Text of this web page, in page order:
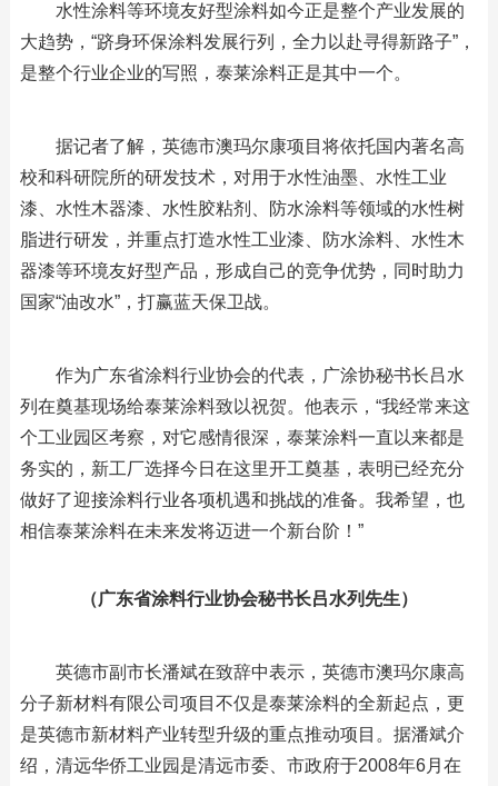
水性涂料等环境友好型涂料如今正是整个产业发展的
大趋势，“跻身环保涂料发展行列，全力以赴寻得新路子”，
是整个行业企业的写照，泰莱涂料正是其中一个。
据记者了解，英德市澳玛尔康项目将依托国内著名高
校和科研院所的研发技术，对用于水性油墨、水性工业
漆、水性木器漆、水性胶粘剂、防水涂料等领域的水性树
脂进行研发，并重点打造水性工业漆、防水涂料、水性木
器漆等环境友好型产品，形成自己的竞争优势，同时助力
国家“油改水”，打赢蓝天保卫战。
作为广东省涂料行业协会的代表，广涂协秘书长吕水
列在奠基现场给泰莱涂料致以祝贺。他表示，“我经常来这
个工业园区考察，对它感情很深，泰莱涂料一直以来都是
务实的，新工厂选择今日在这里开工奠基，表明已经充分
做好了迎接涂料行业各项机遇和挑战的准备。我希望，也
相信泰莱涂料在未来发将迈进一个新台阶！”
（广东省涂料行业协会秘书长吕水列先生）
英德市副市长潘斌在致辞中表示，英德市澳玛尔康高
分子新材料有限公司项目不仅是泰莱涂料的全新起点，更
是英德市新材料产业转型升级的重点推动项目。据潘斌介
绍，清远华侨工业园是清远市委、市政府于2008年6月在